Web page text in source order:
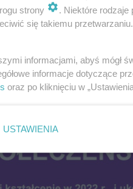
i ARKUSZE CKE.
z WOS-u będziemy
strony
. Niektóre rodzaje
się takiemu
informacjami, abyś mógł
informacje dotyczące
oraz po kliknięciu w
USTAWIENIA